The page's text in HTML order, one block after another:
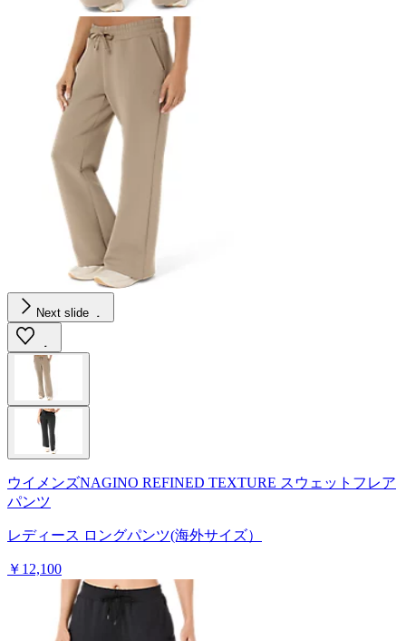
Next slide
ウイメンズNAGINO REFINED TEXTURE スウェットフレア
パンツ
レディース ロングパンツ(海外サイズ）
￥12,100